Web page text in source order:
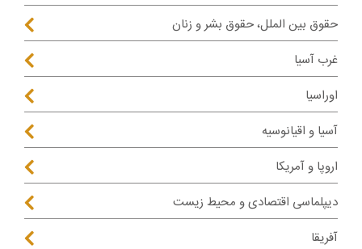
حقوق بین الملل، حقوق بشر و زنان
غرب آسیا
اوراسیا
آسیا و اقیانوسیه
اروپا و آمریکا
دیپلماسی اقتصادی و محیط زیست
آفریقا